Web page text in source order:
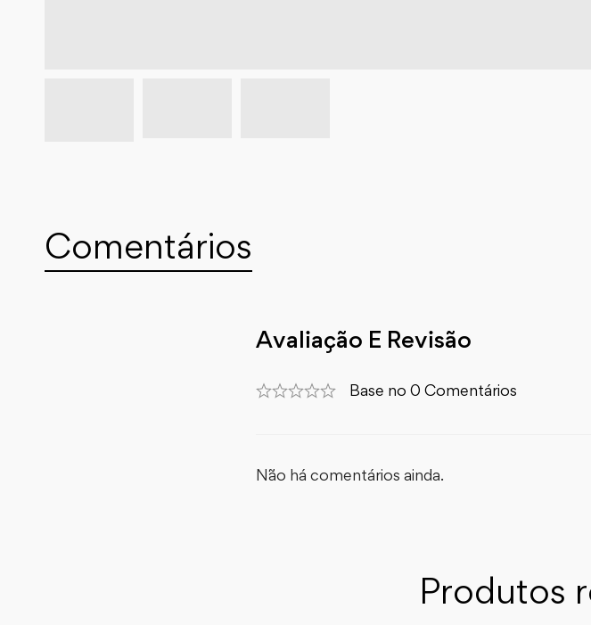
Comentários
Avaliação E Revisão
Base no 0 Comentários
Não há comentários ainda.
Produtos